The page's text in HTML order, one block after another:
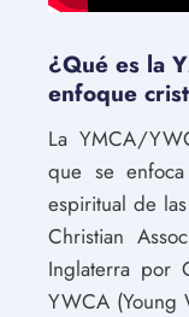
¿Qué es la
enfoque
La YMCA/
que se
espiritual de
Christian
Inglaterra por
YWCA (Young